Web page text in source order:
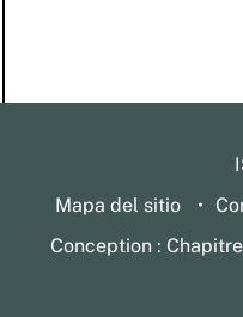
Mapa del sitio
Conception :